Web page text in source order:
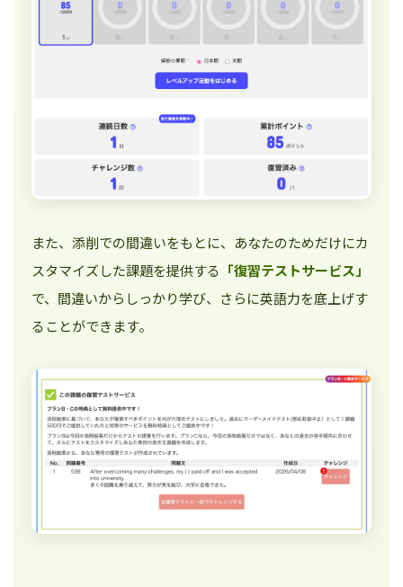
また、添削での間違いをもとに、あなたのためだけにカ
スタマイズした課題を提供する 「復習テストサービス」
で、間違いからしっかり学び、さらに英語力を底上げす
ることができます。